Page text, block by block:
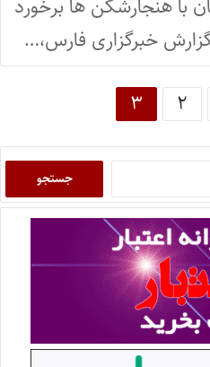
با هنجارشکن ها برخورد
خبرگزاری فارس،…
۲ ۳